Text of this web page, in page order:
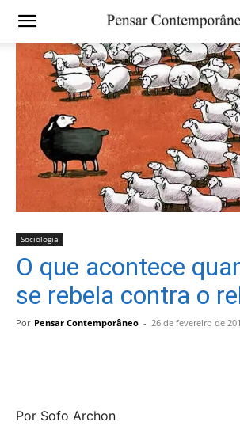
Sociologia
O que acontece
se rebela contra o
Por Pensar Contemporâneo - 26 de fevereiro de
Por Sofo Archon